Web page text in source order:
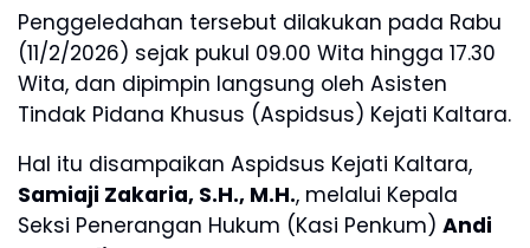
Penggeledahan tersebut dilakukan pada Rabu
(11/2/2026) sejak pukul 09.00 Wita hingga 17.30
Wita, dan dipimpin langsung oleh Asisten
Tindak Pidana Khusus (Aspidsus) Kejati Kaltara.
Hal itu disampaikan Aspidsus Kejati Kaltara,
Samiaji Zakaria, S.H., M.H., melalui Kepala
Seksi Penerangan Hukum (Kasi Penkum) Andi